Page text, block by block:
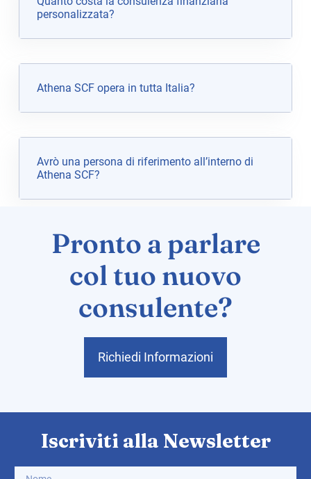
personalizzata?
Athena SCF opera in tutta Italia?
Avrò una persona di riferimento all’interno di
Athena SCF?
Pronto a parlare
col tuo nuovo
consulente?
Richiedi Informazioni
Iscriviti alla Newsletter